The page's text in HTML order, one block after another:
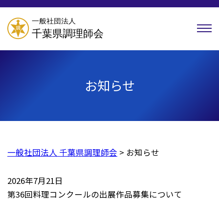
お知らせ
一般社団法人 千葉県調理師会 > お知らせ
2026年7月21日
第36回料理コンクールの出展作品募集について